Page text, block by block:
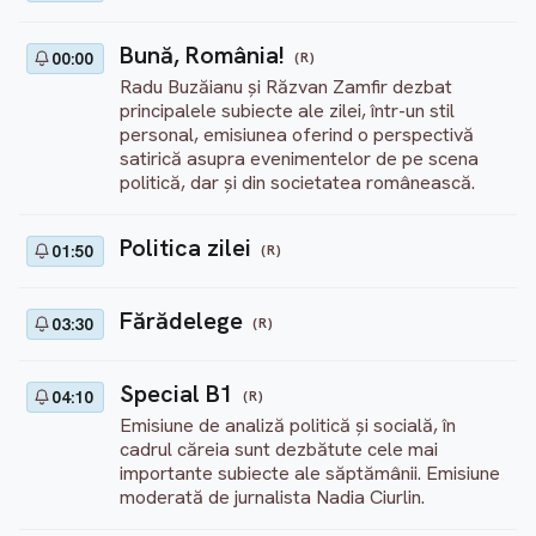
00:00 Bună, România! (R)
Radu Buzăianu și Răzvan Zamfir dezbat
principalele subiecte ale zilei, într-un stil
personal, emisiunea oferind o perspectivă
satirică asupra evenimentelor de pe scena
politică, dar și din societatea românească.
01:50 Politica zilei (R)
03:30 Fărădelege (R)
04:10 Special B1 (R)
Emisiune de analiză politică și socială, în
cadrul căreia sunt dezbătute cele mai
importante subiecte ale săptămânii. Emisiune
moderată de jurnalista Nadia Ciurlin.